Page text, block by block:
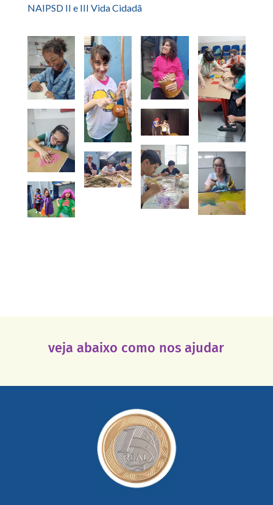
NAIPSD II e III Vida Cidadã
veja abaixo como nos ajudar
mail mostrando tudo o que fizemos com a sua ajuda
somada a de outras pessoas.
saiba mais